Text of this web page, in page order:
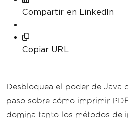
Compartir en LinkedIn
Copiar URL
Desbloquea el poder de Java
paso sobre cómo imprimir
domina tanto los métodos de